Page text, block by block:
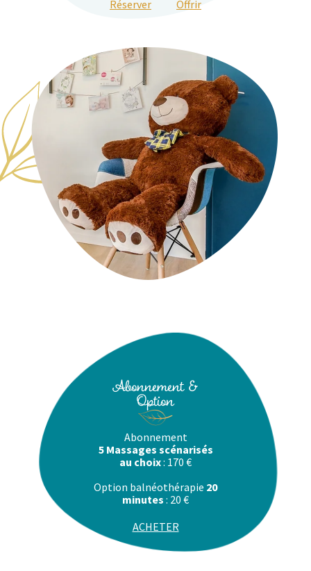
Réserver
Offrir
Abonnement &
Option
Abonnement
5 Massages scénarisés
au choix: 170 €
Option balnéothérapie 20
minutes : 20 €
ACHETER